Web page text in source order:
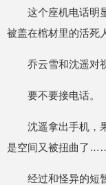
这个座机电话明
被盖在棺材里的活死
乔云雪和沈遥对
要不要接电话。
沈遥拿出手机，
是空间又被扭曲了
经过和怪异的短